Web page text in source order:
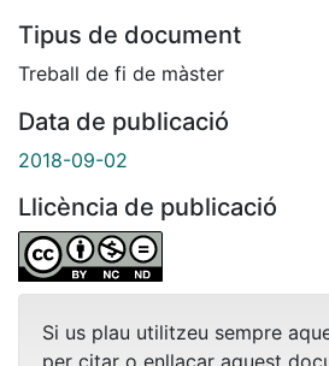
Tipus de document
Treball de fi de màster
Data de publicació
2018-09-02
Llicència de publicació
Si us plau utilitzeu sempre
per citar o enllaçar aquest